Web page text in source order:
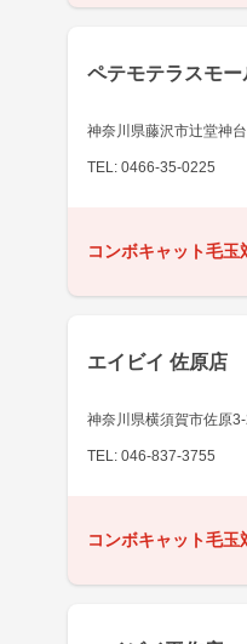
ペテモテラスモー
神奈川県藤沢市辻堂神
TEL: 0466-35-0225
コンボキャット毛
エイビイ 佐原店
神奈川県横須賀市佐原3-
TEL: 046-837-3755
コンボキャット毛